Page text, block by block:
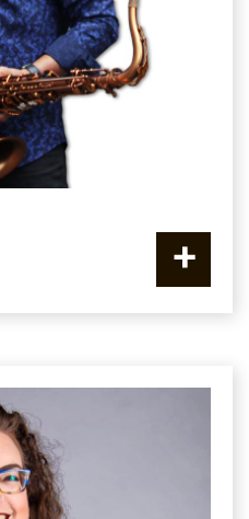
+